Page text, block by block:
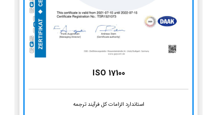
ISO 17100
استاندارد الزامات کل فرآیند ترجمه